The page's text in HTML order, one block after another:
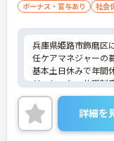
ボーナス・賞与あり
社会
兵庫県姫路市飾磨区
任ケアマネジャーの
基本土日休みで年
リフレッシュ休暇制
を大切にできます♪
ご興味のある方には
に詳細をお話しいた
さい！
詳細を